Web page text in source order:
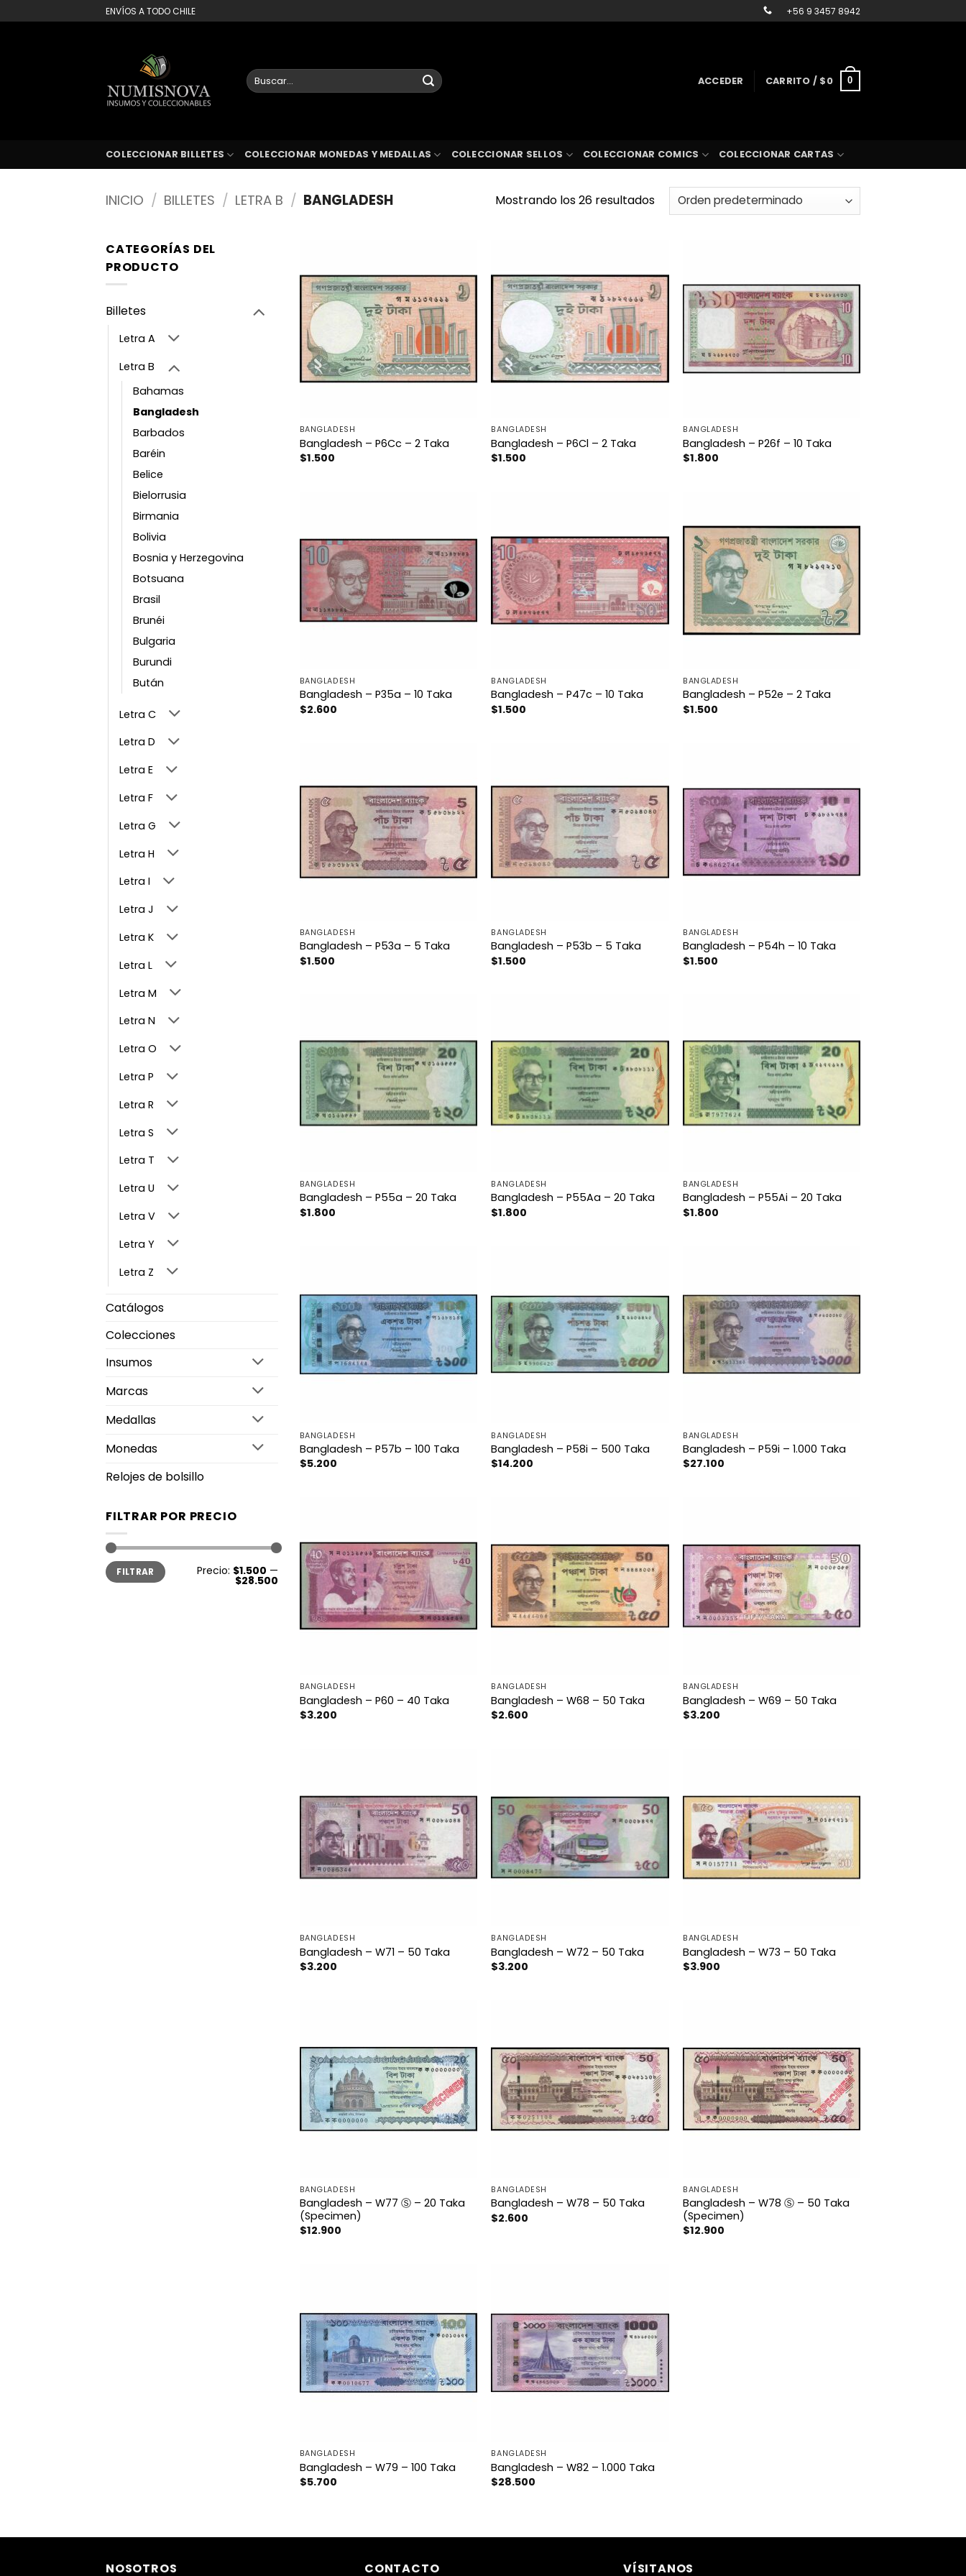
al
ENVÍOS A TODO CHILE +56 9 3457 8942
Buscar
por:
ACCEDER CARRITO / $0 0
COLECCIONAR BILLETES COLECCIONAR MONEDAS Y MEDALLAS COLECCIONAR SELLOS COLECCIONAR COMICS COLECCIONAR CARTAS
INICIO / BILLETES / LETRA B / BANGLADESH Mostrando los 26 resultados
CATEGORÍAS DEL
PRODUCTO
Billetes
Letra A
Letra B
Bahamas
Bangladesh
Barbados
Baréin
Belice
Bielorrusia
Birmania
Bolivia
Bosnia y Herzegovina
Botsuana
Brasil
Brunéi
Bulgaria
Burundi
Bután
Letra C
Letra D
Letra E
Letra F
Letra G
Letra H
Letra I
Letra J
Letra K
Letra L
Letra M
Letra N
Letra O
Letra P
Letra R
Letra S
Letra T
Letra U
Letra V
Letra Y
Letra Z
Catálogos
Colecciones
Insumos
Marcas
Medallas
Monedas
Relojes de bolsillo
FILTRAR POR PRECIO
Precio
mínimo
Precio
máximo
FILTRAR Precio: $1.500 —
$28.500
BANGLADESH
Bangladesh – P6Cc – 2 Taka
$1.500
BANGLADESH
Bangladesh – P6Cl – 2 Taka
$1.500
BANGLADESH
Bangladesh – P26f – 10 Taka
$1.800
BANGLADESH
Bangladesh – P35a – 10 Taka
$2.600
BANGLADESH
Bangladesh – P47c – 10 Taka
$1.500
BANGLADESH
Bangladesh – P52e – 2 Taka
$1.500
BANGLADESH
Bangladesh – P53a – 5 Taka
$1.500
BANGLADESH
Bangladesh – P53b – 5 Taka
$1.500
BANGLADESH
Bangladesh – P54h – 10 Taka
$1.500
BANGLADESH
Bangladesh – P55a – 20 Taka
$1.800
BANGLADESH
Bangladesh – P55Aa – 20 Taka
$1.800
BANGLADESH
Bangladesh – P55Ai – 20 Taka
$1.800
BANGLADESH
Bangladesh – P57b – 100 Taka
$5.200
BANGLADESH
Bangladesh – P58i – 500 Taka
$14.200
BANGLADESH
Bangladesh – P59i – 1.000 Taka
$27.100
BANGLADESH
Bangladesh – P60 – 40 Taka
$3.200
BANGLADESH
Bangladesh – W68 – 50 Taka
$2.600
BANGLADESH
Bangladesh – W69 – 50 Taka
$3.200
BANGLADESH
Bangladesh – W71 – 50 Taka
$3.200
BANGLADESH
Bangladesh – W72 – 50 Taka
$3.200
BANGLADESH
Bangladesh – W73 – 50 Taka
$3.900
BANGLADESH
Bangladesh – W77 Ⓢ – 20 Taka
(Specimen)
$12.900
BANGLADESH
Bangladesh – W78 – 50 Taka
$2.600
BANGLADESH
Bangladesh – W78 Ⓢ – 50 Taka
(Specimen)
$12.900
BANGLADESH
Bangladesh – W79 – 100 Taka
$5.700
BANGLADESH
Bangladesh – W82 – 1.000 Taka
$28.500
NOSOTROS CONTACTO VÍSITANOS